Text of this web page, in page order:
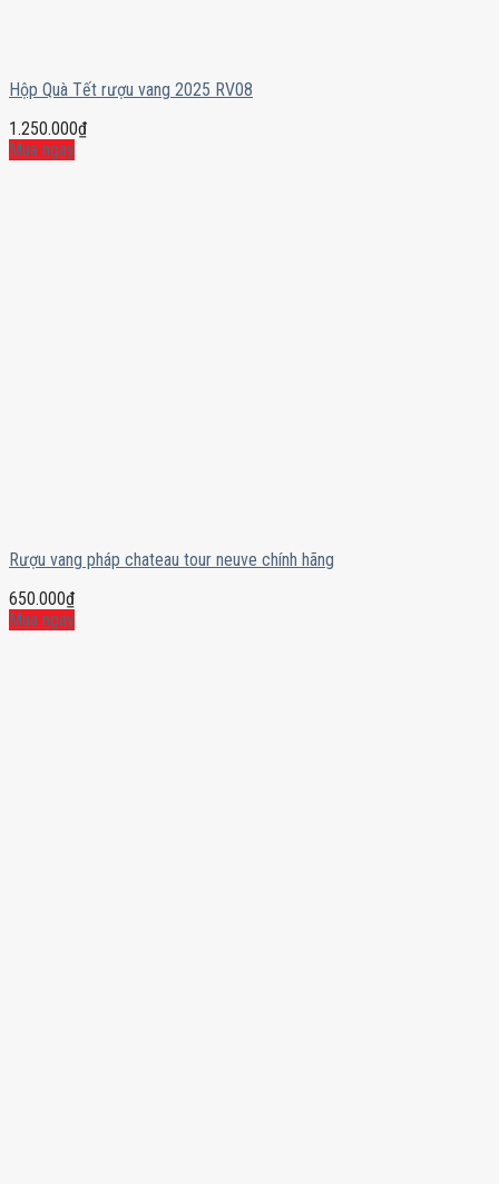
Hộp Quà Tết rượu vang 2025 RV08
1.250.000₫
Mua ngay
Rượu vang pháp chateau tour neuve chính hãng
650.000₫
Mua ngay